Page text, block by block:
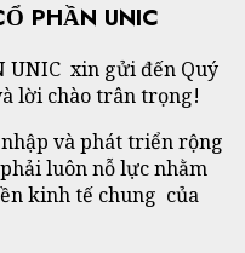
PHẦN UNIC
UNIC xin gửi đến Quý
lời chào trân trọng!
và phát triển rộng
luôn nỗ lực nhằm
kinh tế chung của